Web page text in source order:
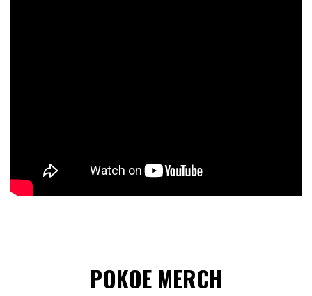
POKOE MERCH